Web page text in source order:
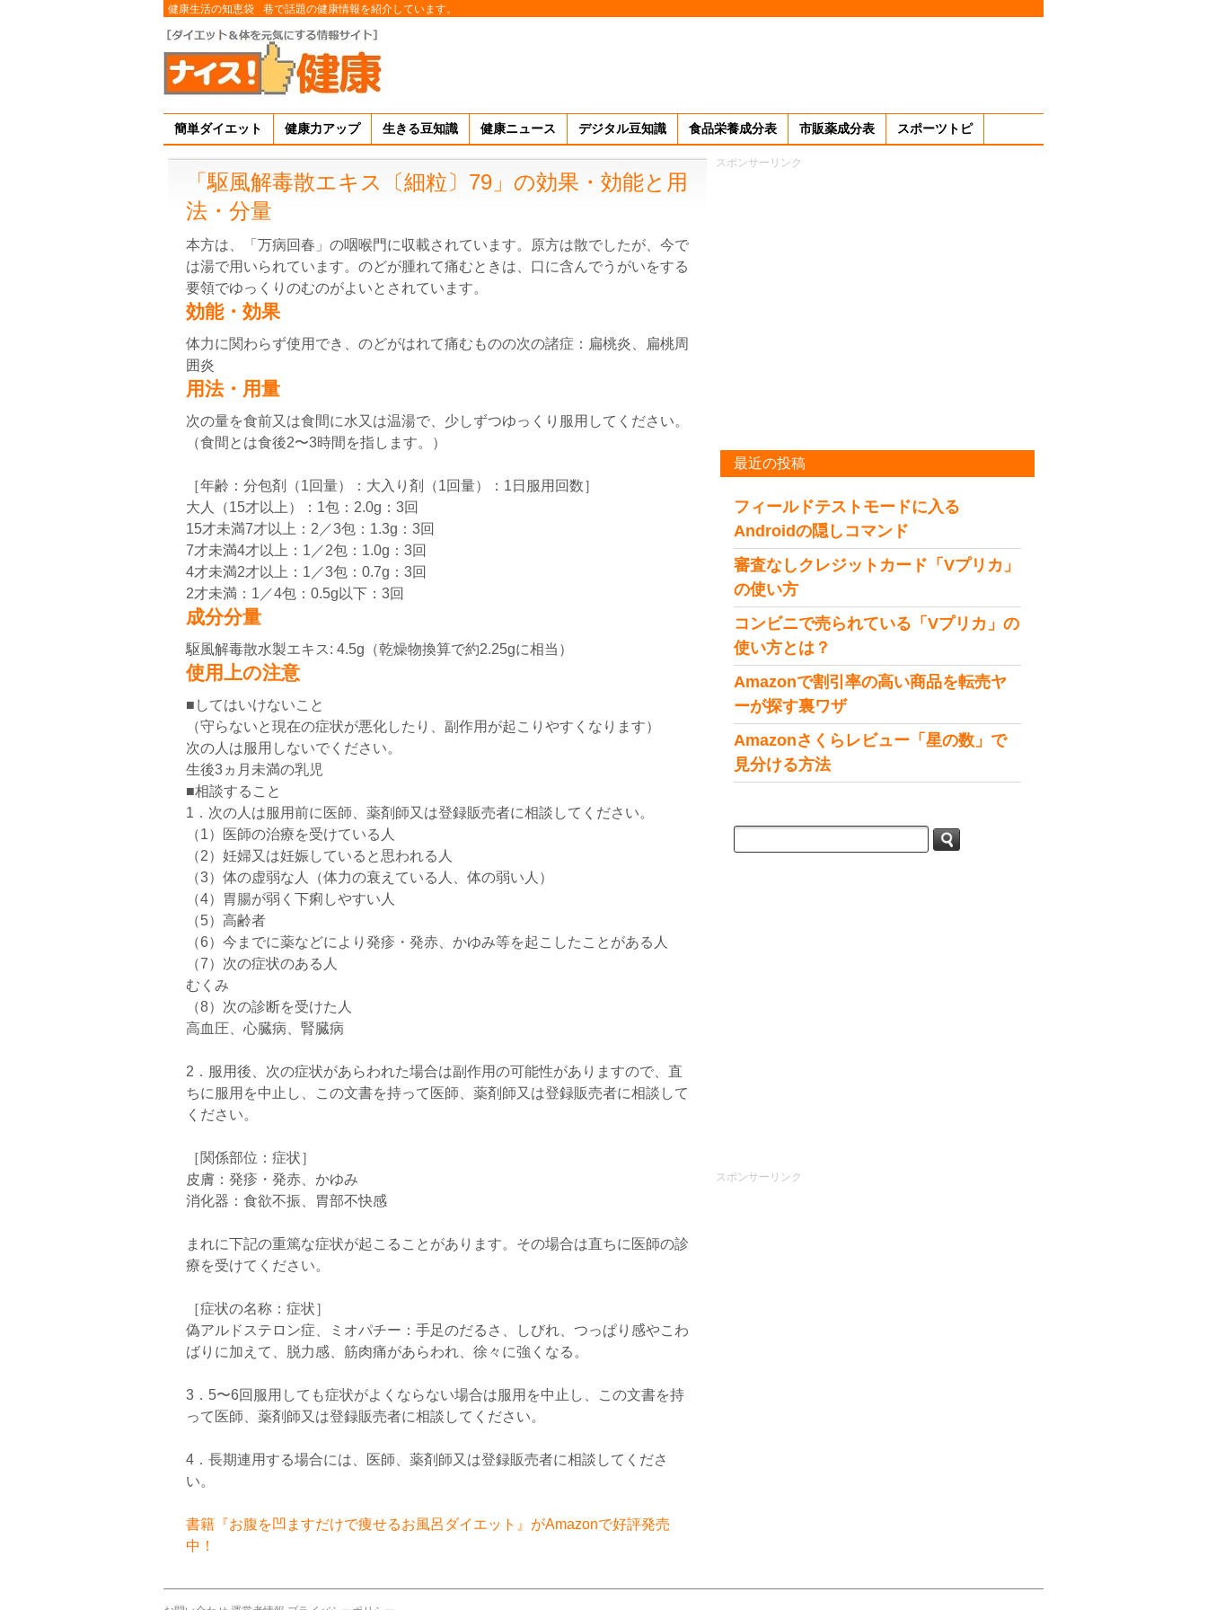
健康生活の知恵袋 巷で話題の健康情報を紹介しています。
簡単ダイエット 健康力アップ 生きる豆知識 健康ニュース デジタル豆知識 食品栄養成分表 市販薬成分表 スポーツトピ
「駆風解毒散エキス〔細粒〕79」の効果・効能と用
法・分量
本方は、「万病回春」の咽喉門に収載されています。原方は散でしたが、今で
は湯で用いられています。のどが腫れて痛むときは、口に含んでうがいをする
要領でゆっくりのむのがよいとされています。
効能・効果
体力に関わらず使用でき、のどがはれて痛むものの次の諸症：扁桃炎、扁桃周
囲炎
用法・用量
次の量を食前又は食間に水又は温湯で、少しずつゆっくり服用してください。
（食間とは食後2〜3時間を指します。）
［年齢：分包剤（1回量）：大入り剤（1回量）：1日服用回数］
大人（15才以上）：1包：2.0g：3回
15才未満7才以上：2／3包：1.3g：3回
7才未満4才以上：1／2包：1.0g：3回
4才未満2才以上：1／3包：0.7g：3回
2才未満：1／4包：0.5g以下：3回
成分分量
駆風解毒散水製エキス: 4.5g（乾燥物換算で約2.25gに相当）
使用上の注意
■してはいけないこと
（守らないと現在の症状が悪化したり、副作用が起こりやすくなります）
次の人は服用しないでください。
生後3ヵ月未満の乳児
■相談すること
1．次の人は服用前に医師、薬剤師又は登録販売者に相談してください。
（1）医師の治療を受けている人
（2）妊婦又は妊娠していると思われる人
（3）体の虚弱な人（体力の衰えている人、体の弱い人）
（4）胃腸が弱く下痢しやすい人
（5）高齢者
（6）今までに薬などにより発疹・発赤、かゆみ等を起こしたことがある人
（7）次の症状のある人
むくみ
（8）次の診断を受けた人
高血圧、心臓病、腎臓病
2．服用後、次の症状があらわれた場合は副作用の可能性がありますので、直
ちに服用を中止し、この文書を持って医師、薬剤師又は登録販売者に相談して
ください。
［関係部位：症状］
皮膚：発疹・発赤、かゆみ
消化器：食欲不振、胃部不快感
まれに下記の重篤な症状が起こることがあります。その場合は直ちに医師の診
療を受けてください。
［症状の名称：症状］
偽アルドステロン症、ミオパチー：手足のだるさ、しびれ、つっぱり感やこわ
ばりに加えて、脱力感、筋肉痛があらわれ、徐々に強くなる。
3．5〜6回服用しても症状がよくならない場合は服用を中止し、この文書を持
って医師、薬剤師又は登録販売者に相談してください。
4．長期連用する場合には、医師、薬剤師又は登録販売者に相談してくださ
い。
書籍『お腹を凹ますだけで痩せるお風呂ダイエット』がAmazonで好評発売
中！
スポンサーリンク
最近の投稿
フィールドテストモードに入る
Androidの隠しコマンド
審査なしクレジットカード「Vプリカ」
の使い方
コンビニで売られている「Vプリカ」の
使い方とは？
Amazonで割引率の高い商品を転売ヤ
ーが探す裏ワザ
Amazonさくらレビュー「星の数」で
見分ける方法
スポンサーリンク